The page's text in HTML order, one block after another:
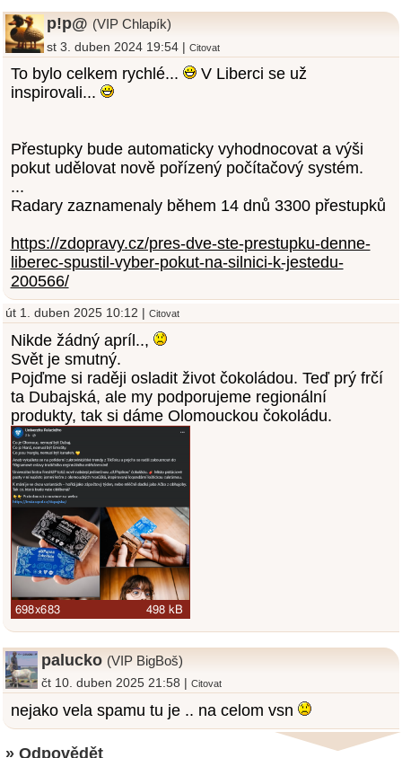
p!p@ (VIP Chlapík)
st 3. duben 2024 19:54 |Citovat
To bylo celkem rychlé...
V Liberci se už
inspirovali...
Přestupky bude automaticky vyhodnocovat a výši
pokut udělovat nově pořízený počítačový systém.
...
Radary zaznamenaly během 14 dnů 3300 přestupků
https://zdopravy.cz/pres-dve-ste-prestupku-denne-
liberec-spustil-vyber-pokut-na-silnici-k-jestedu-
200566/
út 1. duben 2025 10:12 | Citovat
Nikde žádný apríl..,
Svět je smutný.
Pojďme si raději osladit život čokoládou. Teď prý frčí
ta Dubajská, ale my podporujeme regionální
produkty, tak si dáme Olomouckou čokoládu.
palucko (VIP BigBoš)
čt 10. duben 2025 21:58 | Citovat
nejako vela spamu tu je .. na celom vsn
» Odpovědět